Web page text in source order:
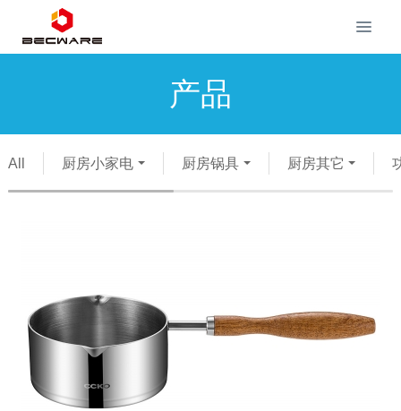
产品
All 厨房小家电 厨房锅具 厨房其它